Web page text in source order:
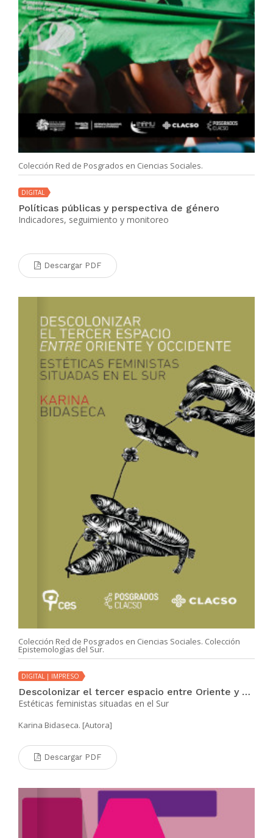
Colección Red de Posgrados en Ciencias Sociales.
DIGITAL
Políticas públicas y perspectiva de género
Indicadores, seguimiento y monitoreo
Descargar PDF
Colección Red de Posgrados en Ciencias Sociales. Colección
Epistemologías del Sur.
DIGITAL | IMPRESO
Descolonizar el tercer espacio entre Oriente y Occidente
Estéticas feministas situadas en el Sur
Karina Bidaseca. [Autora]
Descargar PDF